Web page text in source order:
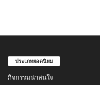
ประเภทยอดนิยม
กิจกรรมน่าสนใจ